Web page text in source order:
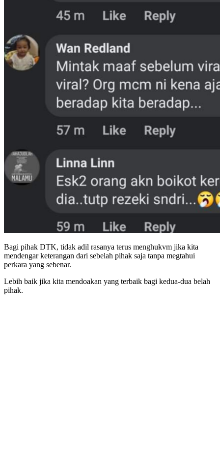
Bagi pihak DTK, tidak adil rasanya terus menghukvm jika kita
mendengar keterangan dari sebelah pihak saja tanpa megtahui
perkara yang sebenar.
Lebih baik jika kita mendoakan yang terbaik bagi kedua-dua belah
pihak.